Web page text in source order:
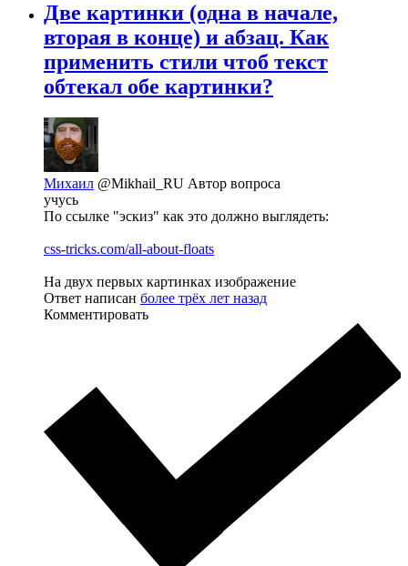
Две картинки (одна в начале,
вторая в конце) и абзац. Как
применить стили чтоб текст
обтекал обе картинки?
Михаил @Mikhail_RU Автор вопроса
учусь
По ссылке "эскиз" как это должно выглядеть:
css-tricks.com/all-about-floats
На двух первых картинках изображение
Ответ написан более трёх лет назад
Комментировать